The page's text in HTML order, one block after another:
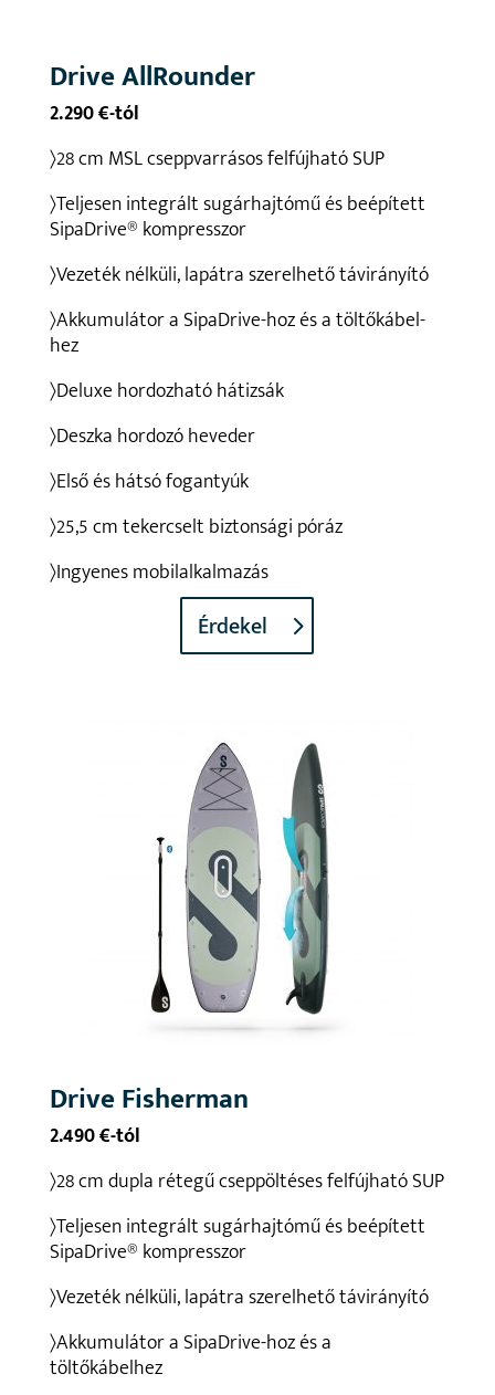
Drive AllRounder
2.290 €-tól
〉28 cm MSL cseppvarrásos felfújható SUP
〉Teljesen integrált sugárhajtómű és beépített
SipaDrive® kompresszor
〉Vezeték nélküli, lapátra szerelhető távirányító
〉Akkumulátor a SipaDrive-hoz és a töltőkábel-
hez
〉Deluxe hordozható hátizsák
〉Deszka hordozó heveder
〉Első és hátsó fogantyúk
〉25,5 cm tekercselt biztonsági póráz
〉Ingyenes mobilalkalmazás
Érdekel
Drive Fisherman
2.490 €-tól
〉28 cm dupla rétegű cseppöltéses felfújható SUP
〉Teljesen integrált sugárhajtómű és beépített
SipaDrive® kompresszor
〉Vezeték nélküli, lapátra szerelhető távirányító
〉Akkumulátor a SipaDrive-hoz és a
töltőkábelhez